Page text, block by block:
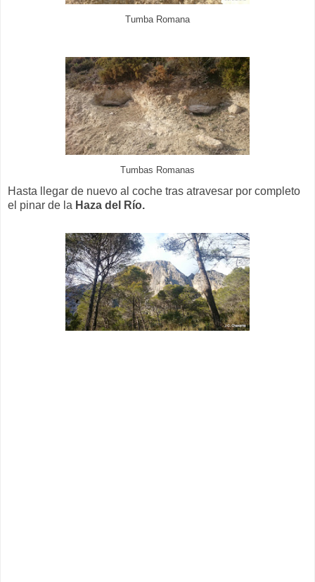
Tumba Romana
Tumbas Romanas
Hasta llegar de nuevo al coche tras atravesar por completo
el pinar de la Haza del Río.